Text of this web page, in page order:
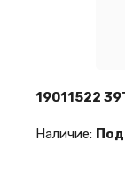
19011522
Наличие: Под